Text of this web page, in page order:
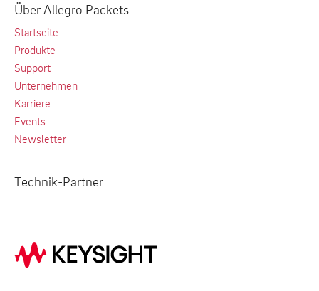
Über Allegro Packets
Startseite
Produkte
Support
Unternehmen
Karriere
Events
Newsletter
Technik-Partner